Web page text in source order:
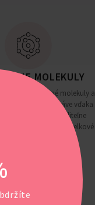
MOLEKULY
sú moderné molekuly a
komplexy látok. Práve vďaka
Young Age Girls viditeľne
dospievajúcej pleti a celkové